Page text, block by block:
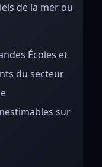
de la mer ou
Écoles et
du secteur
sur